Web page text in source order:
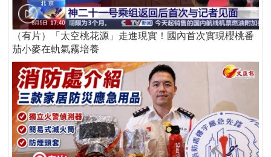
（有片）「太空桃花源」走進現實！國內首次實現櫻桃番
茄小麥在軌氣霧培養